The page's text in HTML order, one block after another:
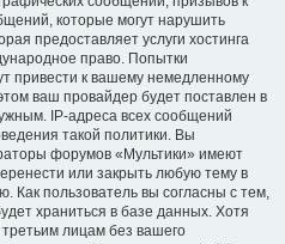
которые могут нарушить
предоставляет услуги хостинга
право. Попытки
привести к вашему немедленному
ваш провайдер будет поставлен в
IP-адреса всех сообщений
такой политики. Вы
форумов «Мультики» имеют
или закрыть любую тему в
Как пользователь вы согласны с тем,
храниться в базе данных. Хотя
лицам без вашего